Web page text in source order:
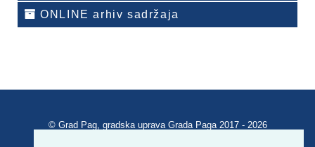
ONLINE arhiv sadržaja
© Grad Pag, gradska uprava Grada Paga 2017 - 2026